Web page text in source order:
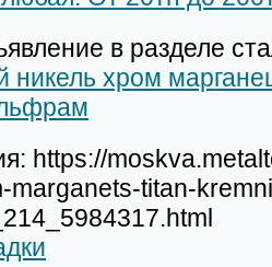
в разделе
никель хром
https://
marganets-titan-